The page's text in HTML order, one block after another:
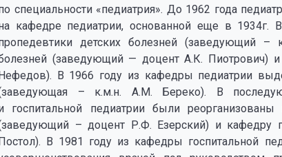
специальности «педиатрия». До 1962 года
кафедре педиатрии, основанной еще в 1934г.
детских болезней (заведующий –
(заведующий — доцент А.К. Пиотрович)
В 1966 году из кафедры педиатрии
– к.м.н. А.М. Береко). В
госпитальной педиатрии были
– доцент Р.Ф. Езерский) и кафедру
В 1981 году из кафедры госпитальной